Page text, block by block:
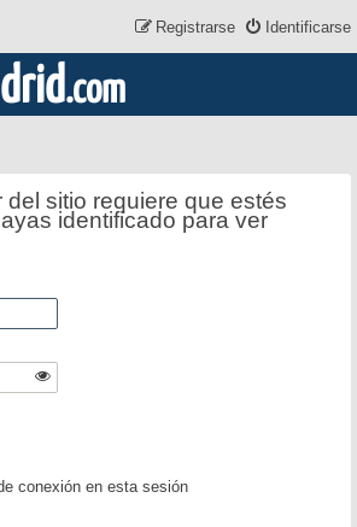
Identificarse
Registrarse
.com
del sitio requiere que estés
identificado para ver
conexión en esta sesión